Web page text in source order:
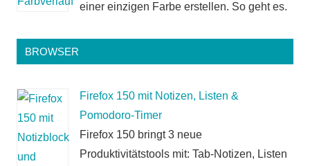
einer einzigen Farbe erstellen. So geht es.
BROWSER
Firefox 150 mit Notizen, Listen &
Pomodoro-Timer
Firefox 150 bringt 3 neue
Produktivitätstools mit: Tab-Notizen, Listen